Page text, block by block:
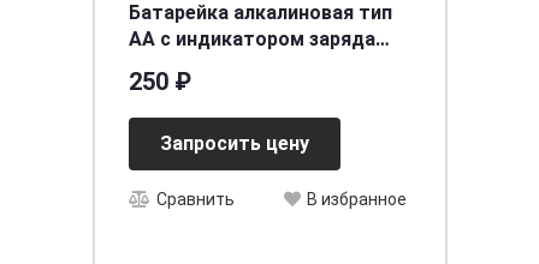
Батарейка алкалиновая тип
AA с индикатором заряда
LR6 MX1500 BL-2
250 ₽
Запросить цену
Сравнить В избранное